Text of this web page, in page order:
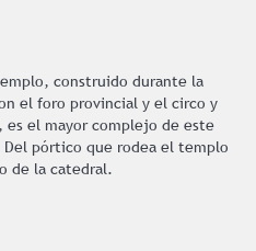
construido durante la
el foro provincial y el circo y
es el mayor complejo de este
pórtico que rodea el templo
de la catedral.